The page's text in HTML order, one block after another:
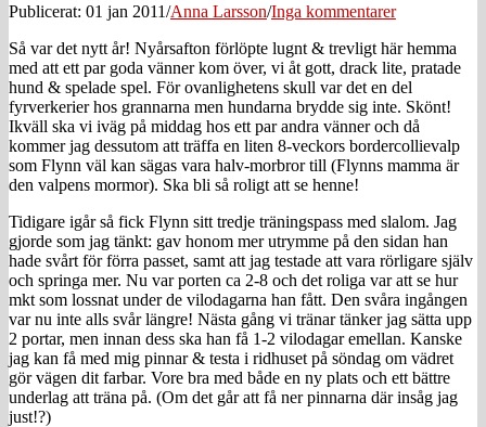
Publicerat: 01 jan 2011/Anna Larsson/Inga kommentarer
Så var det nytt år! Nyårsafton förlöpte lugnt & trevligt här hemma
med att ett par goda vänner kom över, vi åt gott, drack lite, pratade
hund & spelade spel. För ovanlighetens skull var det en del
fyrverkerier hos grannarna men hundarna brydde sig inte. Skönt!
Ikväll ska vi iväg på middag hos ett par andra vänner och då
kommer jag dessutom att träffa en liten 8-veckors bordercollievalp
som Flynn väl kan sägas vara halv-morbror till (Flynns mamma är
den valpens mormor). Ska bli så roligt att se henne!
Tidigare igår så fick Flynn sitt tredje träningspass med slalom. Jag
gjorde som jag tänkt: gav honom mer utrymme på den sidan han
hade svårt för förra passet, samt att jag testade att vara rörligare själv
och springa mer. Nu var porten ca 2-8 och det roliga var att se hur
mkt som lossnat under de vilodagarna han fått. Den svåra ingången
var nu inte alls svår längre! Nästa gång vi tränar tänker jag sätta upp
2 portar, men innan dess ska han få 1-2 vilodagar emellan. Kanske
jag kan få med mig pinnar & testa i ridhuset på söndag om vädret
gör vägen dit farbar. Vore bra med både en ny plats och ett bättre
underlag att träna på. (Om det går att få ner pinnarna där insåg jag
just!?)